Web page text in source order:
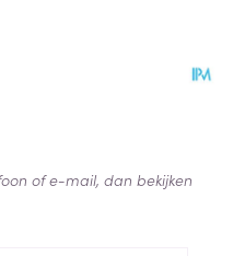
of e-mail, dan bekijken